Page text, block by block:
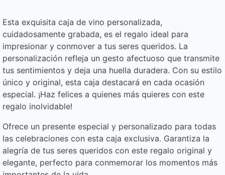
Esta exquisita caja de vino personalizada,
cuidadosamente grabada, es el regalo ideal para
impresionar y conmover a tus seres queridos. La
personalización refleja un gesto afectuoso que transmite
tus sentimientos y deja una huella duradera. Con su estilo
único y original, esta caja destacará en cada ocasión
especial. ¡Haz felices a quienes más quieres con este
regalo inolvidable!
Ofrece un presente especial y personalizado para todas
las celebraciones con esta caja exclusiva. Garantiza la
alegría de tus seres queridos con este regalo original y
elegante, perfecto para conmemorar los momentos más